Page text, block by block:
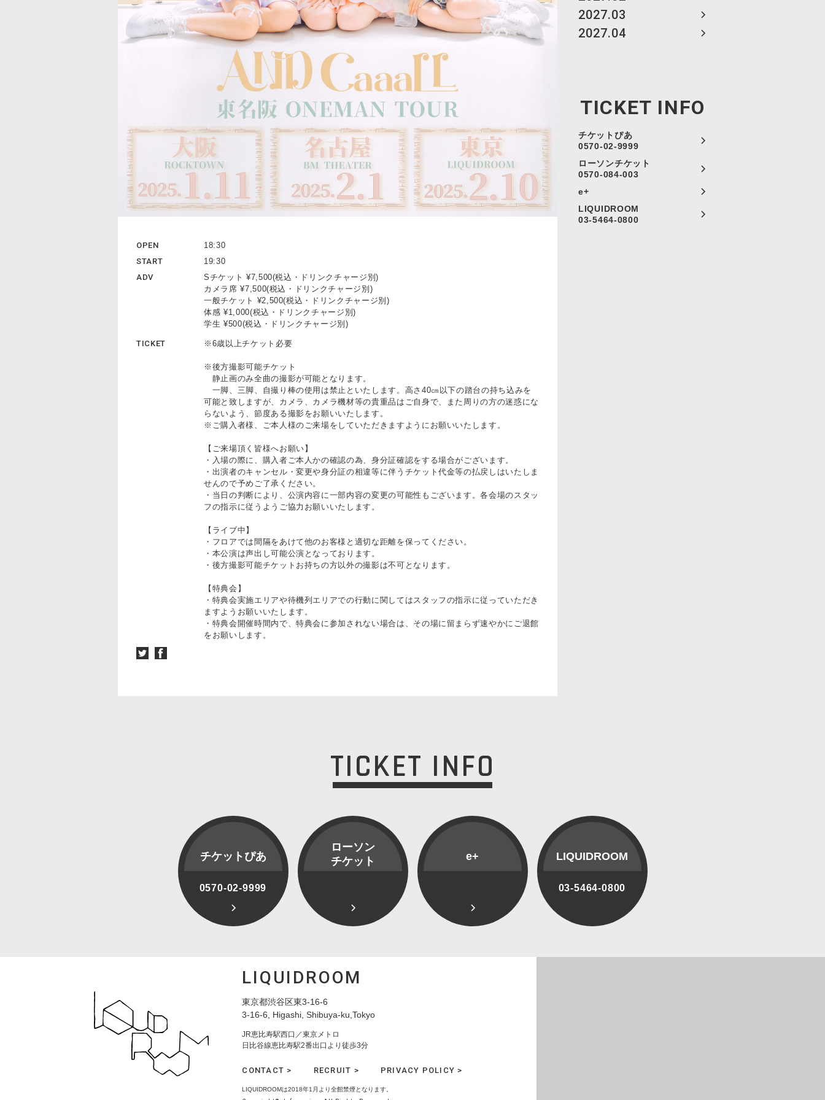
2027.03
2027.04
TICKET INFO
チケットぴあ
0570-02-9999
ローソンチケット
0570-084-003
e+
LIQUIDROOM
03-5464-0800
OPEN
18:30
START
19:30
ADV
Sチケット ¥7,500(税込・ドリンクチャージ別)
カメラ席 ¥7,500(税込・ドリンクチャージ別)
一般チケット ¥2,500(税込・ドリンクチャージ別)
体感 ¥1,000(税込・ドリンクチャージ別)
学生 ¥500(税込・ドリンクチャージ別)
TICKET ※6歳以上チケット必要
※後方撮影可能チケット
静止画のみ全曲の撮影が可能となります。
一脚、三脚、自撮り棒の使用は禁止といたします。高さ40㎝以下の踏台の持ち込みを
可能と致しますが、カメラ、カメラ機材等の貴重品はご自身で、また周りの方の迷惑にな
らないよう、節度ある撮影をお願いいたします。
※ご購入者様、ご本人様のご来場をしていただきますようにお願いいたします。
【ご来場頂く皆様へお願い】
・入場の際に、購入者ご本人かの確認の為、身分証確認をする場合がございます。
・出演者のキャンセル・変更や身分証の相違等に伴うチケット代金等の払戻しはいたしま
せんので予めご了承ください。
・当日の判断により、公演内容に一部内容の変更の可能性もございます。各会場のスタッ
フの指示に従うようご協力お願いいたします。
【ライブ中】
・フロアでは間隔をあけて他のお客様と適切な距離を保ってください。
・本公演は声出し可能公演となっております。
・後方撮影可能チケットお持ちの方以外の撮影は不可となります。
【特典会】
・特典会実施エリアや待機列エリアでの行動に関してはスタッフの指示に従っていただき
ますようお願いいたします。
・特典会開催時間内で、特典会に参加されない場合は、その場に留まらず速やかにご退館
をお願いします。
TICKET INFO
チケットぴあ
0570-02-9999
ローソン
チケット
e+ LIQUIDROOM
03-5464-0800
LIQUIDROOM
東京都渋谷区東3-16-6
3-16-6, Higashi, Shibuya-ku,Tokyo
JR恵比寿駅西口／東京メトロ
日比谷線恵比寿駅2番出口より徒歩3分
CONTACT > RECRUIT > PRIVACY POLICY >
LIQUIDROOMは2018年1月より全館禁煙となります。